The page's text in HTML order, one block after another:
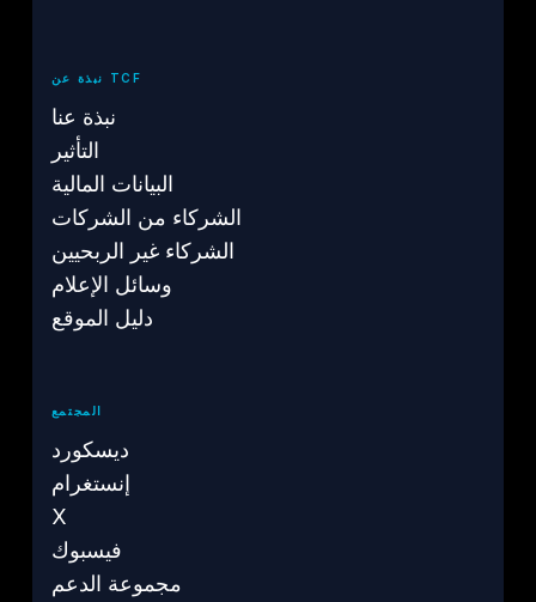
نبذة عن TCF
نبذة عنا
التأثير
البيانات المالية
الشركاء من الشركات
الشركاء غير الربحيين
وسائل الإعلام
دليل الموقع
المجتمع
ديسكورد
إنستغرام
X
فيسبوك
مجموعة الدعم